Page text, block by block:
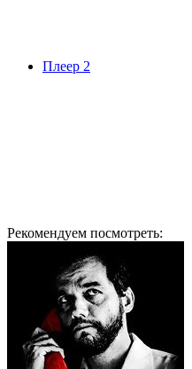
Плеер 2
Рекомендуем посмотреть: